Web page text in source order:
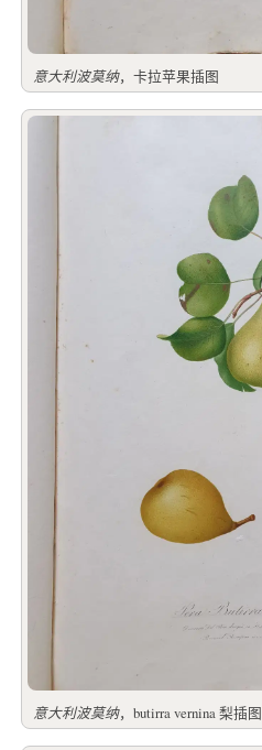
意大利波莫纳，卡拉苹果插图
意大利波莫纳，butirra vernina 梨插图